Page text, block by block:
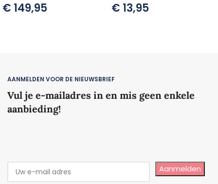
€ 149,95 € 13,95
AANMELDEN VOOR DE NIEUWSBRIEF
Vul je e-mailadres in en mis geen enkele
aanbieding!
Aanmelden